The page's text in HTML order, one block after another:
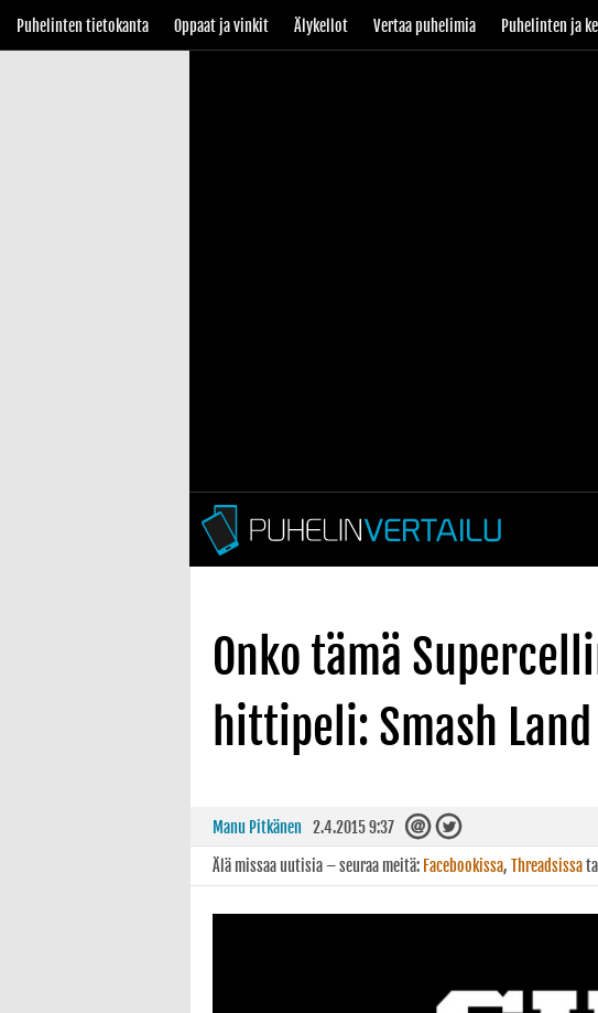
Puhelinten tietokanta Oppaat ja vinkit Älykellot Vertaa puhelimia Puhelinten ja
Onko tämä
hittipeli: Smash Land
Manu Pitkänen 2.4.2015 9:37
Älä missaa uutisia – seuraa meitä: Facebookissa, Threadsissa